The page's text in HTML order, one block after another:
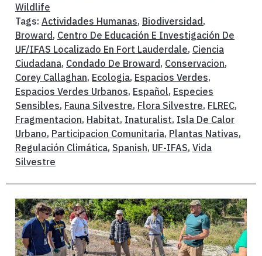
Wildlife
Tags: Actividades Humanas, Biodiversidad ,
Broward , Centro De Educación E Investigación De
UF/IFAS Localizado En Fort Lauderdale, Ciencia
Ciudadana, Condado De Broward , Conservacion,
Corey Callaghan, Ecologia, Espacios Verdes,
Espacios Verdes Urbanos, Español, Especies
Sensibles, Fauna Silvestre, Flora Silvestre, FLREC,
Fragmentacion, Habitat, Inaturalist, Isla De Calor
Urbano, Participacion Comunitaria, Plantas Nativas,
Regulación Climática, Spanish, UF-IFAS, Vida
Silvestre